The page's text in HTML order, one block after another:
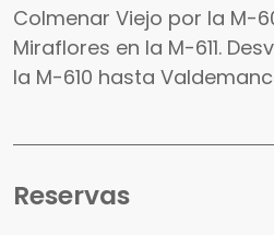
Colmenar Viejo por la M-
Miraflores en la M-611.
la M-610 hasta
Reservas